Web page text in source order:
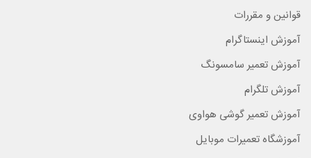
قوانین و مقررات
آموزش اینستاگرام
آموزش تعمیر سامسونگ
آموزش تلگرام
آموزش تعمیر گوشی هواوی
آموزشگاه تعمیرات موبایل